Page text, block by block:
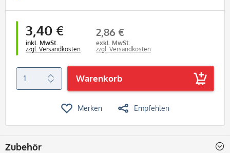
3,40 €
inkl. MwSt.
zzgl. Versandkosten
2,86 €
exkl. MwSt.
zzgl. Versandkosten
Warenkorb
Merken Empfehlen
Zubehör